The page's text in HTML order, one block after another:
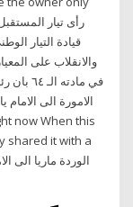
قيادة التيار
والانقلاب على
في
الامورة الى الامام
shared it with a